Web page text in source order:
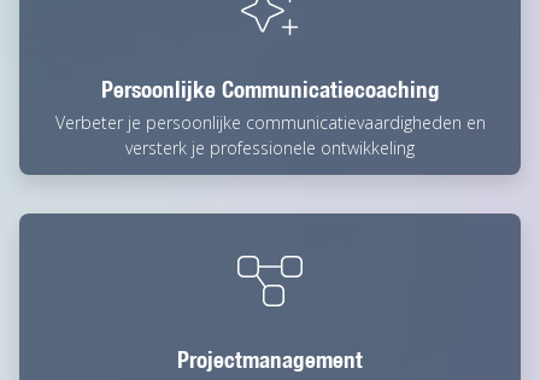
Persoonlijke Communicatiecoaching
Verbeter je persoonlijke communicatievaardigheden en
versterk je professionele ontwikkeling
Projectmanagement